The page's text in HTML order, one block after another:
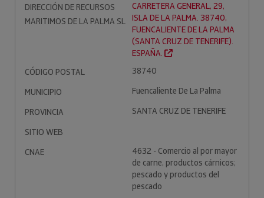
DIRECCIÓN DE RECURSOS
MARITIMOS DE LA PALMA SL
CARRETERA GENERAL, 29,
ISLA DE LA PALMA. 38740,
FUENCALIENTE DE LA PALMA
(SANTA CRUZ DE TENERIFE).
ESPAÑA.
CÓDIGO POSTAL
38740
MUNICIPIO
Fuencaliente De La Palma
PROVINCIA
SANTA CRUZ DE TENERIFE
SITIO WEB
CNAE
4632 - Comercio al por mayor
de carne, productos cárnicos;
pescado y productos del
pescado